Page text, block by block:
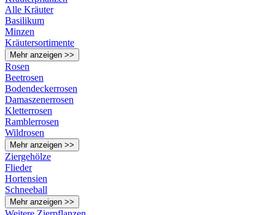
Alle Kräuter
Basilikum
Minzen
Kräutersortimente
Mehr anzeigen >>
Rosen
Beetrosen
Bodendeckerrosen
Damaszenerrosen
Kletterrosen
Ramblerrosen
Wildrosen
Mehr anzeigen >>
Ziergehölze
Flieder
Hortensien
Schneeball
Mehr anzeigen >>